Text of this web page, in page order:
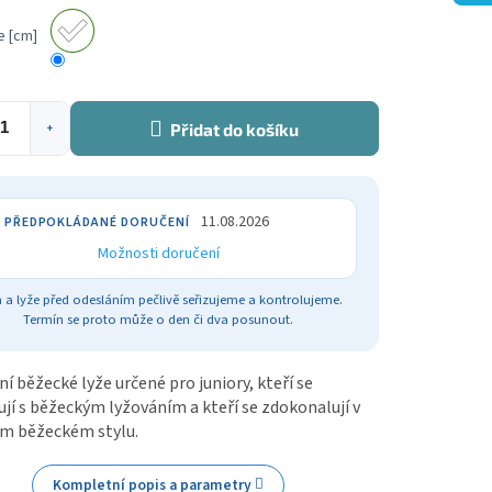
[cm]
+ Přidat do košíku
11.08.2026
Možnosti doručení
a lyže před odesláním pečlivě seřizujeme a kontrolujeme.
Termín se proto může o den či dva posunout.
běžecké lyže určené pro juniory, kteří se
s běžeckým lyžováním a kteří se zdokonalují v
běžeckém stylu.
Kompletní popis a parametry